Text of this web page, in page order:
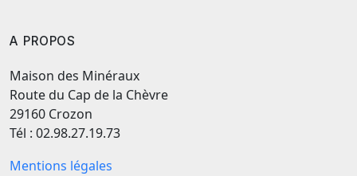
A PROPOS
Maison des Minéraux
Route du Cap de la Chèvre
29160 Crozon
Tél : 02.98.27.19.73
Mentions légales